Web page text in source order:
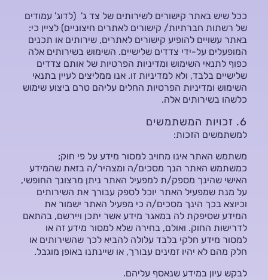
ככל שיש באתר קישורים לשירותים של צד ג' (לדוג' עמודים
של רשתות חברתיות/ קישורים לאתרים חיצוניים) לציין כי:
באתר עשויים להופיע קישורים לאתרים, שירותים או תכנים
המופעלים על-ידי צדדים שלישיים. השימוש בשירותים אלה
כפוף לתנאי השימוש ומדיניות הפרטיות של אותם צדדים
שלישיים בלבד, ולא למדיניות זו. אנו ממליצים לעיין בתנאי
השימוש ומדיניות הפרטיות החלים עליהם טרם ביצוע שימוש
כלשהו בשירותים אלה.
6. זכויות המשתמשים
למשתמשים הזכות:
משתמש האתר אינו מחויב למסור מידע על פי חוק;
כמשתמש האתר הנך מסכים/ה ומצהיר/ה בזאת שהמידע
האישי שהינך מספק/ת למפעיל האתר ניתן מרצונך החופשי,
על מנת שמפעיל האתר יוכל לספק עבורך את השירותים
וכיוצא בכך הינך מסכים/ה כי מפעיל האתר ישמור את
המידע שסיפקת לה במאגר מידע אשר יתכן ויירשם, בהתאם
לדרישות החוק. ואולם, בחירה שלא למסור מידע זה או
למסור מידע חלקי בלבד עלולה להביא לכך שהשירותים או
חלק מהם לא יהיו זמינים עבורך, או שיינתנו באופן מוגבל.
לבקש עיון במידע שנאסף עליהם.